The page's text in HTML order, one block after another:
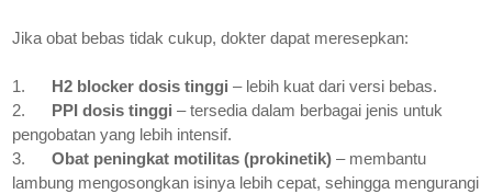
Jika obat bebas tidak cukup, dokter dapat meresepkan:
1. H2 blocker dosis tinggi – lebih kuat dari versi bebas.
2.
PPI dosis tinggi – tersedia dalam berbagai jenis untuk
pengobatan yang lebih intensif.
3.
Obat peningkat motilitas (prokinetik) – membantu
lambung mengosongkan isinya lebih cepat, sehingga mengurangi